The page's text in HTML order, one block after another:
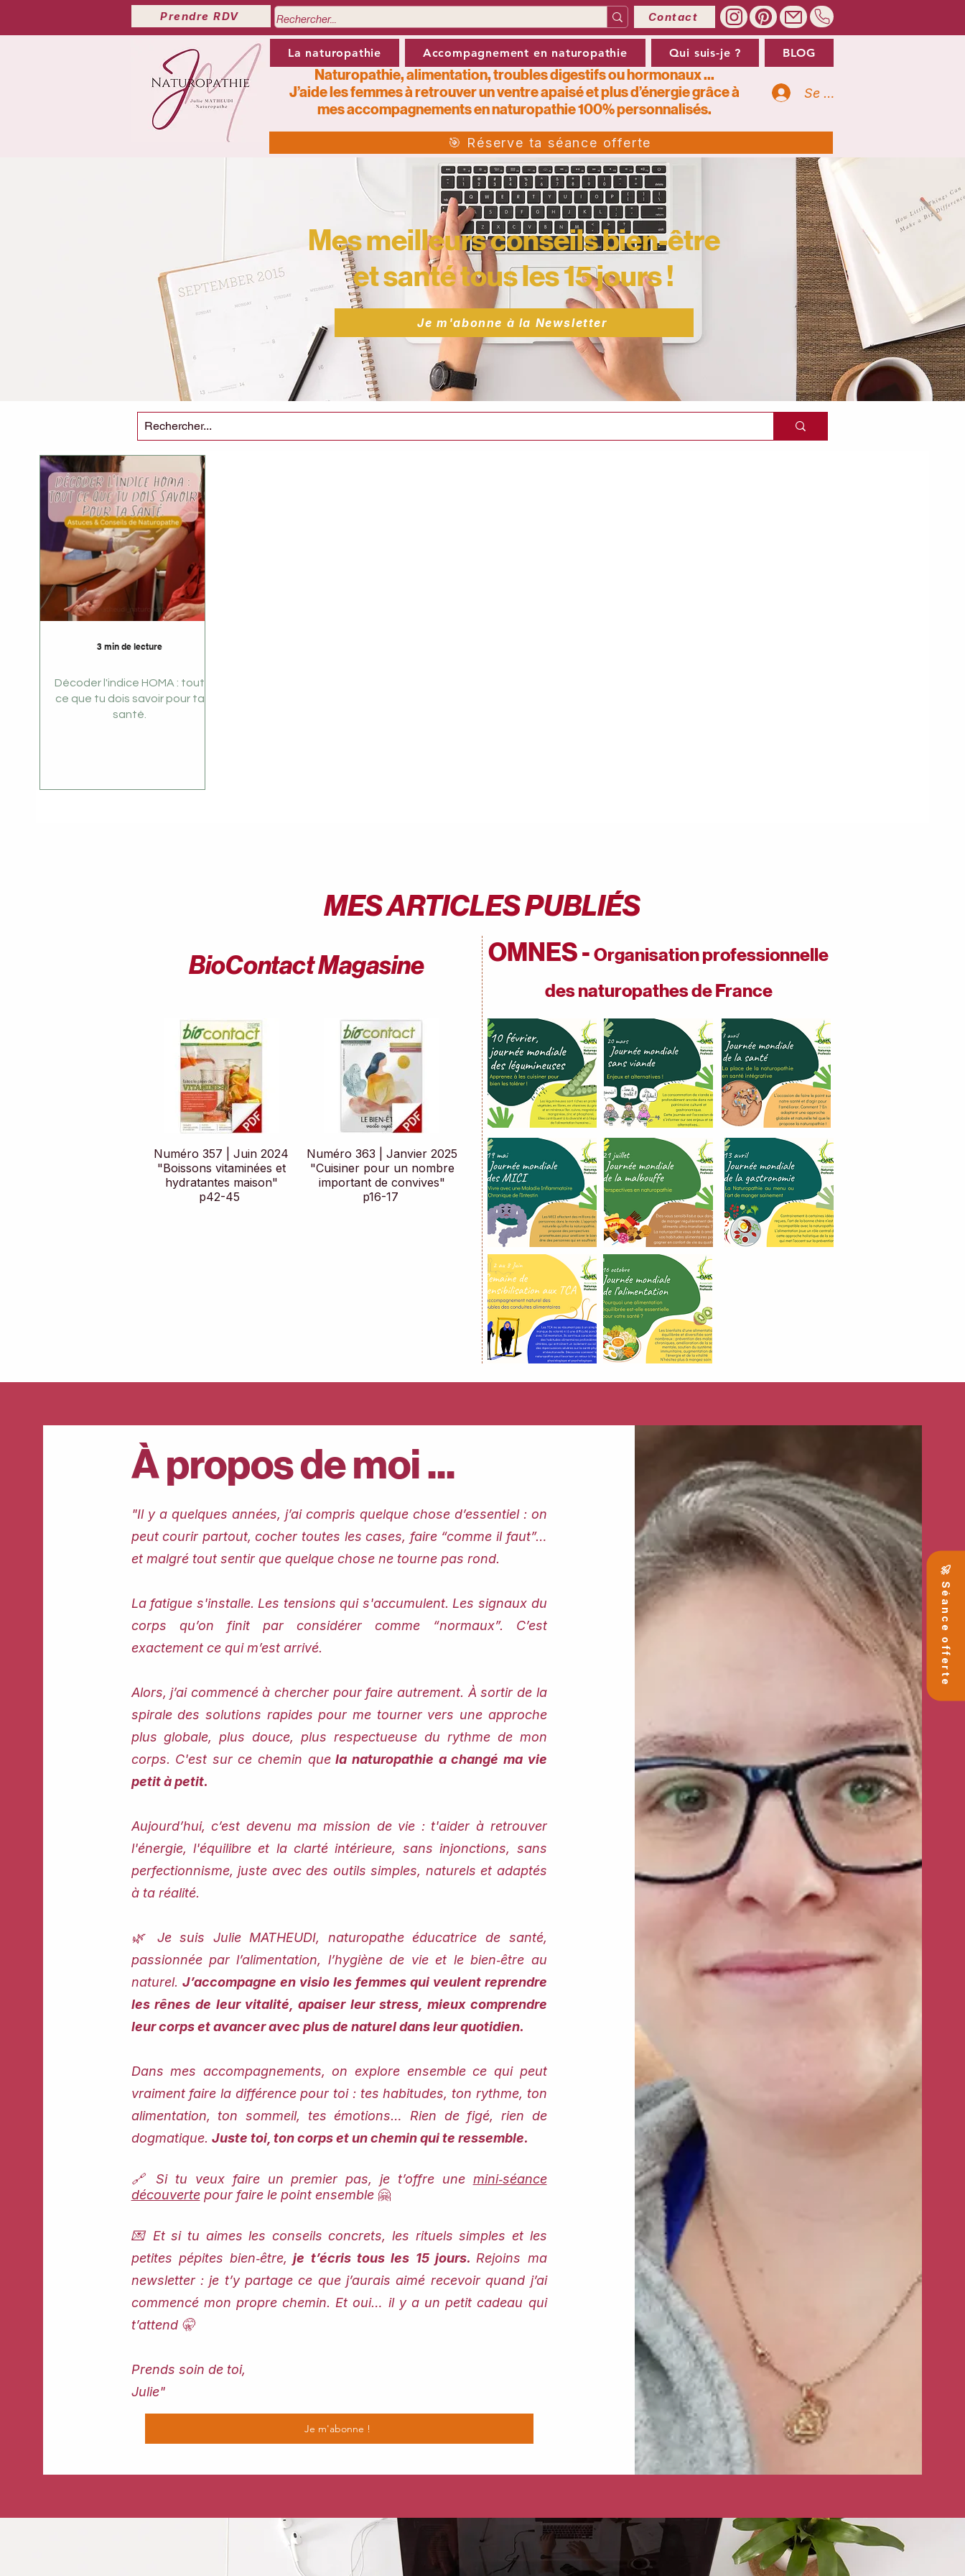
Prendre RDV Contact
La naturopathie Accompagnement en naturopathie Qui suis-je ? BLOG
Naturopathie, alimentation, troubles digestifs ou hormonaux ...
J’aide les femmes à retrouver un ventre apaisé et plus d’énergie grâce à
mesaccompagnements en naturopathie 100% personnalisés.
Se connecter
🎯 Réserve ta séance offerte
🚀 Séance offerte
Mes meilleurs conseils bien-être
et santé tous les 15 jours !
Je m'abonne à la Newsletter
Décoder l'indice HOMA : tout
ce que tu dois savoir pour ta
santé.
3 min de lecture
MES ARTICLES PUBLIÉS
BioContact Magasine
Numéro 357 | Juin 2024
"Boissons vitaminées et
hydratantes maison"
p42-45
Numéro 363 | Janvier 2025
"Cuisiner pour un nombre
important de convives"
p16-17
OMNES - Organisation professionnelle
des naturopathes de France
À propos de moi ...
"Il y a quelques années, j’ai compris quelque chose d’essentiel : on
peut courir partout, cocher toutes les cases, faire “comme il faut”…
et malgré tout sentir que quelque chose ne tourne pas rond.
La fatigue s'installe. Les tensions qui s'accumulent. Les signaux du
corps qu’on finit par considérer comme “normaux”. ​​C’est
exactement ce qui m’est arrivé.
Alors, j’ai commencé à chercher pour faire autrement. À sortir de la
spirale des solutions rapides pour me tourner vers une approche
plus globale, plus douce, plus respectueuse du rythme de mon
corps. C'est sur ce chemin quela naturopathie a changé ma vie
petit à petit.
Aujourd’hui, c’est devenu ma mission de vie : t'aider à retrouver
l'énergie, l'équilibre et la clarté intérieure, sans injonctions, sans
perfectionnisme, juste avec des outils simples, naturels et adaptés
à ta réalité.
🌿 Je suis Julie MATHEUDI, naturopathe éducatrice de santé,
passionnée par l’alimentation, l’hygiène de vie et le bien‑être au
naturel. J’accompagne en visio les femmes qui veulent reprendre
les rênes de leur vitalité, apaiser leur stress, mieux comprendre
leur corps et avancer avec plus de naturel dans leur quotidien.
Dans mes accompagnements, on explore ensemble ce qui peut
vraiment faire la différence pour toi : tes habitudes, ton rythme, ton
alimentation, ton sommeil, tes émotions… Rien de figé, rien de
dogmatique. Juste toi, ton corps et un chemin qui te ressemble.
🔗 Si tu veux faire un premier pas, je t’offre une mini‑séance
découvertepour faire le point ensemble 🤗
💌 Et si tu aimes les conseils concrets, les rituels simples et les
petites pépites bien‑être, je t’écris tous les 15 jours. Rejoins ma
newsletter : je t’y partage ce que j’aurais aimé recevoir quand j’ai
commencé mon propre chemin. Et oui… il y a un petit cadeau qui
t’attend 🤫
Prends soin de toi,
Julie"
Je m'abonne !